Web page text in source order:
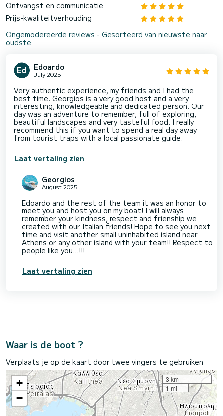
Ontvangst en communicatie
Prijs-kwaliteitverhouding
Ongemodereerde reviews - Gesorteerd van nieuwste naar
oudste
Edoardo
July 2025
Very authentic experience, my friends and I had the
best time. Georgios is a very good host and a very
interesting, knowledgeable and dedicated person. Our
day was an adventure to remember, full of exploring,
beautiful landscapes and very tasteful food. I really
recommend this if you want to spend a real day away
from tourist traps with a local passionate guide.
Laat vertaling zien
Georgios
August 2025
Edoardo and the rest of the team it was an honor to
meet you and host you on my boat! I will always
remember your kindness, respect and frienship we
created with our Italian friends! Hope to see you next
time and visit another small uninhabited island near
Athens or any other island with your team!! Respect to
people like you...!!!
Laat vertaling zien
Waar is de boot ?
Verplaats je op de kaart door twee vingers te gebruiken
+
−
3 km
1 mi